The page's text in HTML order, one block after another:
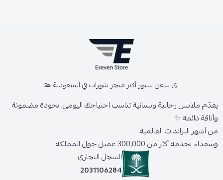
اي سفن ستور أكبر متجر شوزات في السعودية 👟
يقدّم ملابس رجالية ونسائية تناسب احتياجك اليومي، بجودة مضمونة
وأناقة دائمة ✨
من أشهر البراندات العالمية،
وسعداء بخدمة أكثر من 300,000 عميل حول المملكة.
السجل التجاري
2031106284